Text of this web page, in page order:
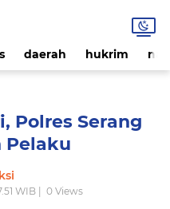
daerah hukrim
Polres Serang
Pelaku
WIB | 0Views